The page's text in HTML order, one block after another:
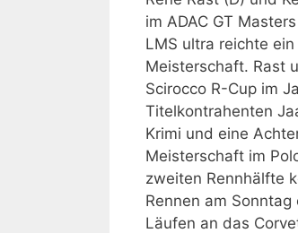
im ADAC GT
LMS ultra reichte
Meisterschaft. Rast
Scirocco R-Cup im
Titelkontrahenten
Krimi und eine
Meisterschaft im
zweiten Rennhälfte
Rennen am
Läufen an das